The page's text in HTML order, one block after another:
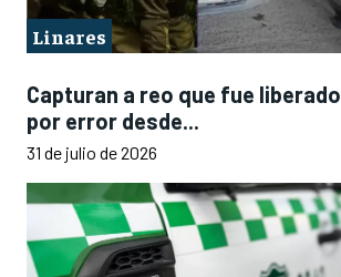
Linares
Capturan a reo que fue liberado
por error desde...
31 de julio de 2026